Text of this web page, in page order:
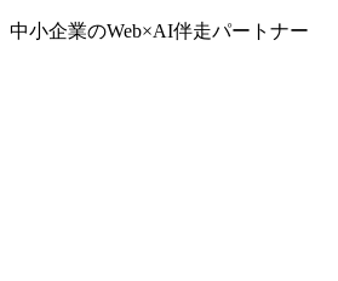
中小企業のWeb×AI伴走パートナー